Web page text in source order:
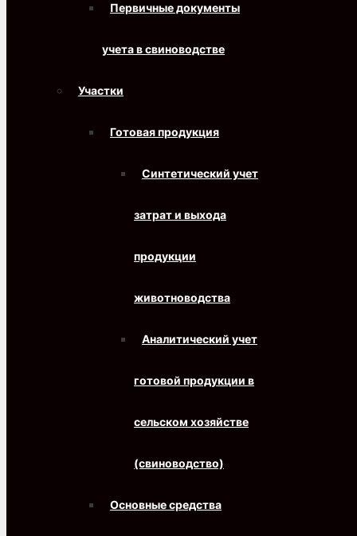
Первичные документы
учета в свиноводстве
Участки
Готовая продукция
Синтетический учет
затрат и выхода
продукции
животноводства
Аналитический учет
готовой продукции в
сельском хозяйстве
(свиноводство)
Основные средства